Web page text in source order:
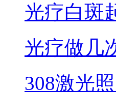
光疗白斑
光疗做几
308激光